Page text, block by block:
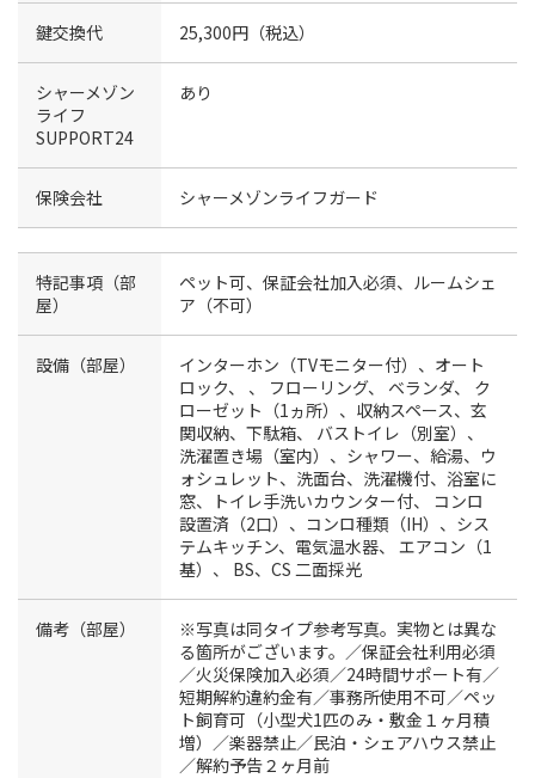
鍵交換代 25,300円（税込）
シャーメゾン
ライフ
SUPPORT24
あり
保険会社 シャーメゾンライフガード
特記事項（部
屋）
ペット可、保証会社加入必須、ルームシェ
ア（不可）
設備（部屋）
インターホン（TVモニター付）、オート
ロック、 、 フローリング、 ベランダ、 ク
ローゼット（1ヵ所）、収納スペース、玄
関収納、下駄箱、 バストイレ（別室）、
洗濯置き場（室内）、シャワー、給湯、ウ
ォシュレット、洗面台、洗濯機付、浴室に
窓、トイレ手洗いカウンター付、 コンロ
設置済（2口）、コンロ種類（IH）、シス
テムキッチン、電気温水器、 エアコン（1
基）、 BS、CS 二面採光
備考（部屋）
※写真は同タイプ参考写真。実物とは異な
る箇所がございます。／保証会社利用必須
／火災保険加入必須／24時間サポート有／
短期解約違約金有／事務所使用不可／ペッ
ト飼育可（小型犬1匹のみ・敷金１ヶ月積
増）／楽器禁止／民泊・シェアハウス禁止
／解約予告２ヶ月前